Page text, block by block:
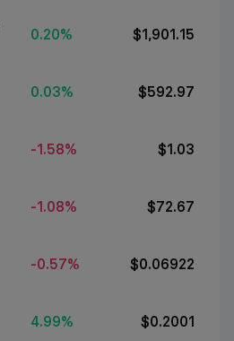
0.20% $1,901.15
0.03% $592.97
-1.58% $1.03
-1.08% $72.67
-0.57% $0.06922
4.99% $0.2001